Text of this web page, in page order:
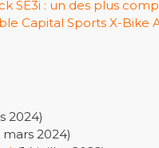
SE3i : un des plus
Capital Sports X-Bike
2024)
mars 2024)